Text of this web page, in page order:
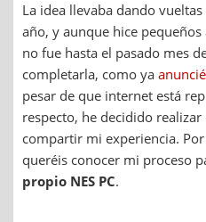
La idea llevaba dando
año, y aunque hice
no fue hasta el pasado mes
completarla, como ya
pesar de que internet está
respecto, he decidido
compartir mi experiencia.
queréis conocer mi proceso
propio NES PC.